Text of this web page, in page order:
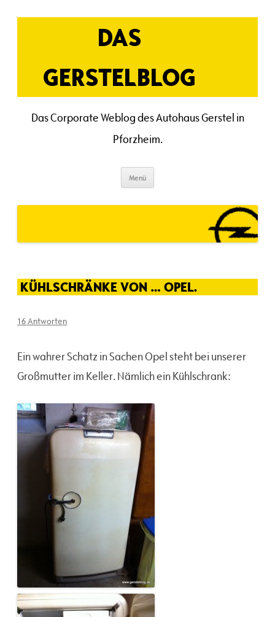
Inhalt
DAS
GERSTELBLOG
Das Corporate Weblog des Autohaus Gerstel in
Pforzheim.
Menü
KÜHLSCHRÄNKE VON … OPEL.
16 Antworten
Ein wahrer Schatz in Sachen Opel steht bei unserer
Großmutter im Keller. Nämlich ein Kühlschrank: